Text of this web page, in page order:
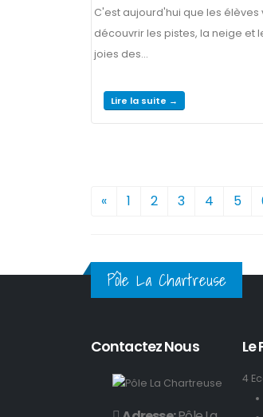
C'est aujourd'hui que les élèves
découvrir les pistes, la neige et
joies des...
Lire la suite →
« 1 2 3 4 5
Pôle La Chartreuse
Contactez Nous Le
4